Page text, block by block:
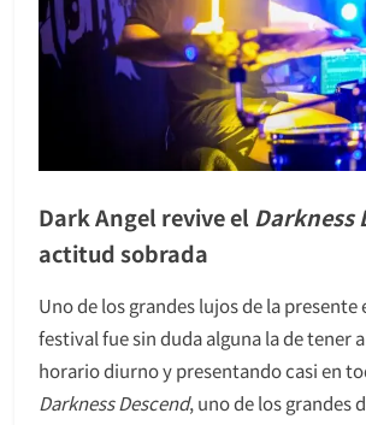
Dark Angel revive el Darkness
actitud sobrada
Uno de los grandes lujos de la presente
festival fue sin duda alguna la de tener a
horario diurno y presentando casi en
Darkness Descend, uno de los grandes